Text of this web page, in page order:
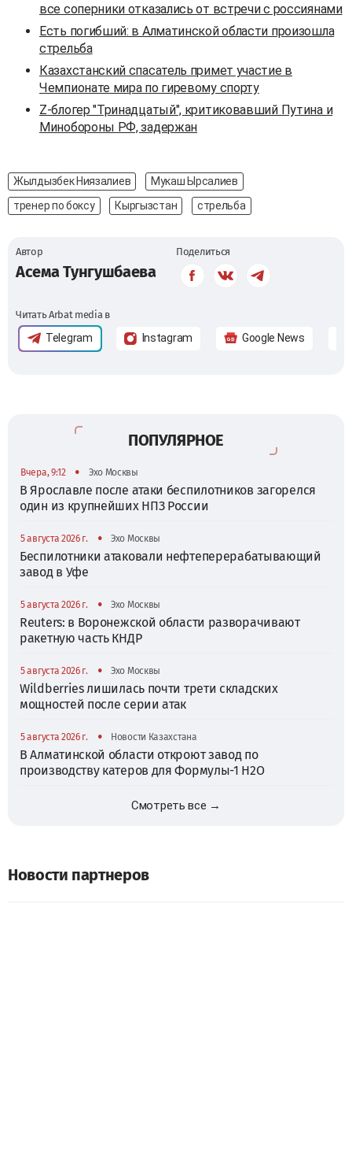
все соперники отказались от встречи с россиянами
Есть погибший: в Алматинской области произошла
стрельба
Казахстанский спасатель примет участие в
Чемпионате мира по гиревому спорту
Z-блогер "Тринадцатый", критиковавший Путина и
Минобороны РФ, задержан
Жылдызбек Ниязалиев
Мукаш Ырсалиев
тренер по боксу
Кыргызстан стрельба
Автор
Асема Тунгушбаева
Поделиться
Читать Arbat media в
Telegram Instagram Google News
ПОПУЛЯРНОЕ
Вчера, 9:12 • Эхо Москвы
В Ярославле после атаки беспилотников загорелся
один из крупнейших НПЗ России
5 августа 2026 г. • Эхо Москвы
Беспилотники атаковали нефтеперерабатывающий
завод в Уфе
5 августа 2026 г. • Эхо Москвы
Reuters: в Воронежской области разворачивают
ракетную часть КНДР
5 августа 2026 г. • Эхо Москвы
Wildberries лишилась почти трети складских
мощностей после серии атак
5 августа 2026 г. • Новости Казахстана
В Алматинской области откроют завод по
производству катеров для Формулы-1 H2O
Смотреть все →
Новости партнеров